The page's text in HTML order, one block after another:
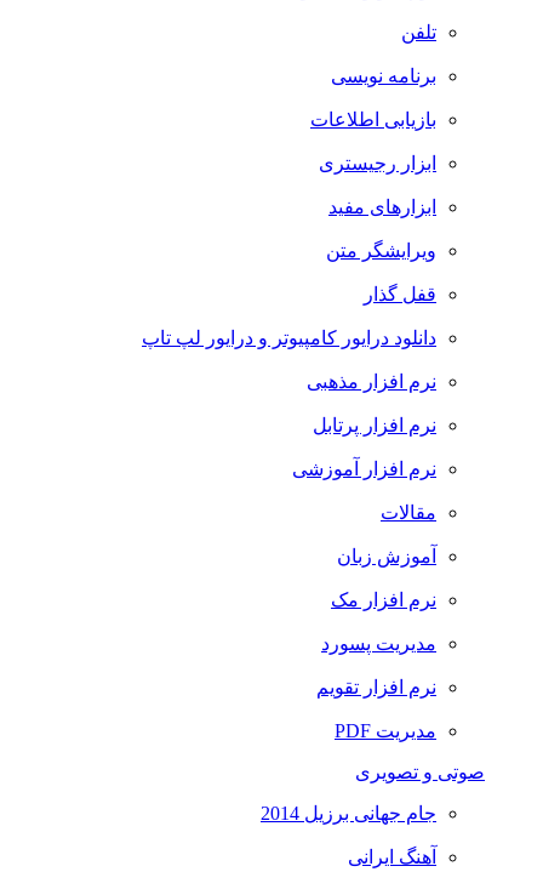
تلفن
برنامه نویسی
بازیابی اطلاعات
ابزار رجیستری
ابزارهای مفید
ویرایشگر متن
قفل گذار
دانلود درایور کامپیوتر و درایور لپ تاپ
نرم افزار مذهبی
نرم افزار پرتابل
نرم افزار آموزشی
مقالات
آموزش زبان
نرم افزار مک
مدیریت پسورد
نرم افزار تقویم
مدیریت PDF
صوتی و تصویری
جام جهانی برزیل 2014
آهنگ ایرانی